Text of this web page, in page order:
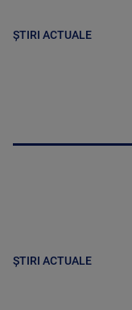
ȘTIRI ACTUALE
ȘTIRI ACTUALE